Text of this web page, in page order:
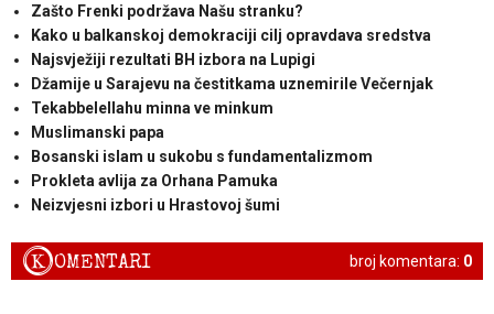
Zašto Frenki podržava Našu stranku?
Kako u balkanskoj demokraciji cilj opravdava sredstva
Najsvježiji rezultati BH izbora na Lupigi
Džamije u Sarajevu na čestitkama uznemirile Večernjak
Tekabbelellahu minna ve minkum
Muslimanski papa
Bosanski islam u sukobu s fundamentalizmom
Prokleta avlija za Orhana Pamuka
Neizvjesni izbori u Hrastovoj šumi
broj komentara: 0
KOMENTARI